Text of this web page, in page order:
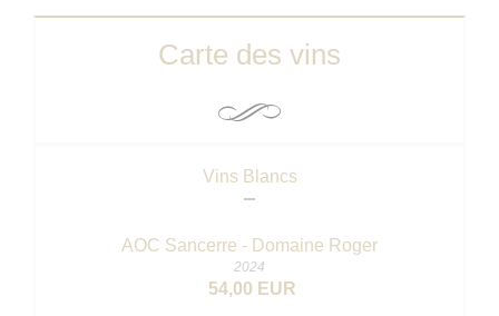
Carte des vins
Vins Blancs
AOC Sancerre - Domaine Roger
2024
54,00 EUR